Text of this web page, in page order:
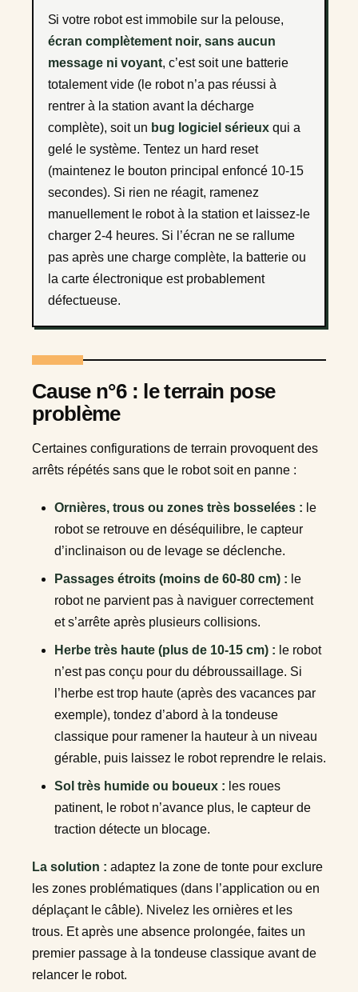
Si votre robot est immobile sur la pelouse,
écran complètement noir, sans aucun
message ni voyant, c’est soit une batterie
totalement vide (le robot n’a pas réussi à
rentrer à la station avant la décharge
complète), soit un bug logiciel sérieux qui a
gelé le système. Tentez un hard reset
(maintenez le bouton principal enfoncé 10-15
secondes). Si rien ne réagit, ramenez
manuellement le robot à la station et laissez-le
charger 2-4 heures. Si l’écran ne se rallume
pas après une charge complète, la batterie ou
la carte électronique est probablement
défectueuse.
Cause n°6 : le terrain pose
problème
Certaines configurations de terrain provoquent des
arrêts répétés sans que le robot soit en panne :
Ornières, trous ou zones très bosselées : le
robot se retrouve en déséquilibre, le capteur
d’inclinaison ou de levage se déclenche.
Passages étroits (moins de 60-80 cm) : le
robot ne parvient pas à naviguer correctement
et s’arrête après plusieurs collisions.
Herbe très haute (plus de 10-15 cm) : le robot
n’est pas conçu pour du débroussaillage. Si
l’herbe est trop haute (après des vacances par
exemple), tondez d’abord à la tondeuse
classique pour ramener la hauteur à un niveau
gérable, puis laissez le robot reprendre le relais.
Sol très humide ou boueux : les roues
patinent, le robot n’avance plus, le capteur de
traction détecte un blocage.
La solution : adaptez la zone de tonte pour exclure
les zones problématiques (dans l’application ou en
déplaçant le câble). Nivelez les ornières et les
trous. Et après une absence prolongée, faites un
premier passage à la tondeuse classique avant de
relancer le robot.